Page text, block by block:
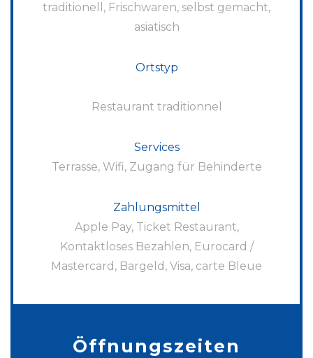
traditionell, Frischwaren, selbst gemacht,
asiatisch
Ortstyp
Restaurant traditionnel
Services
Terrasse, Wifi, Zugang für Behinderte
Zahlungsmittel
Apple Pay, Ticket Restaurant,
Kontaktloses Bezahlen, Eurocard /
Mastercard, Bargeld, Visa, carte Bleue
Öffnungszeiten